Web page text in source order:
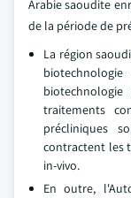
Arabie saoudite
de la période de
La région
traitements
précliniques
contractent les
in-vivo.
En outre,